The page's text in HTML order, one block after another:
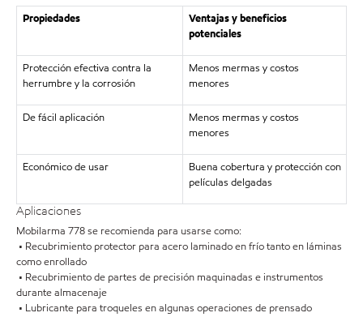
Propiedades
Ventajas y beneficios
potenciales
Protección efectiva contra la
herrumbre y la corrosión
Menos mermas y costos
menores
De fácil aplicación
Menos mermas y costos
menores
Económico de usar
Buena cobertura y protección con
películas delgadas
Aplicaciones
Mobilarma 778 se recomienda para usarse como:
• Recubrimiento protector para acero laminado en frío tanto en láminas
como enrollado
• Recubrimiento de partes de precisión maquinadas e instrumentos
durante almacenaje
• Lubricante para troqueles en algunas operaciones de prensado